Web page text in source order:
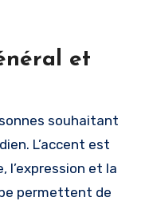
et
souhaitant
L’accent est
l’expression et la
permettent de